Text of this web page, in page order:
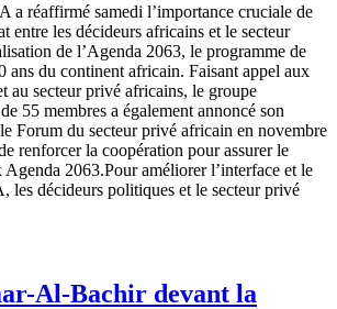
a réaffirmé samedi l’importance cruciale de
entre les décideurs africains et le secteur
de l’Agenda 2063, le programme de
ans du continent africain. Faisant appel aux
au secteur privé africains, le groupe
55 membres a également annoncé son
Forum du secteur privé africain en novembre
renforcer la coopération pour assurer le
Agenda 2063.Pour améliorer l’interface et le
les décideurs politiques et le secteur privé
Al-Bachir devant la